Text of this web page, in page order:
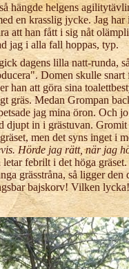
helgens
en krasslig jycke. Jag
att han fått i sig nåt
jag i alla fall hoppas, typ.
dagens lilla natt-runda,
Domen skulle
han att göra sina
gräs. Medan Grompan
jag mina öron. Och
djupt in i grästuvan.
men det syns inget i
Hörde jag rätt, när jag
febrilt i det höga
grässtråna, så ligger
bajskorv! Vilken lycka!